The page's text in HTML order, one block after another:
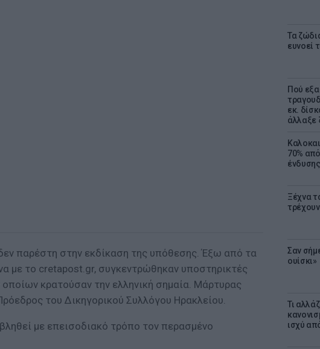
Τα
ευνοεί
Πού
εκ.
άλλαξε
70%
Ξέχνα
Σαν
ουίσκι»
Τι
ισχύ
παρέστη στην εκδίκαση της υπόθεσης. Έξω από τα
με το cretapost.gr, συγκεντρώθηκαν υποστηρικτές
κρατούσαν την ελληνική σημαία. Μάρτυρας
του Δικηγορικού Συλλόγου Ηρακλείου.
με επεισοδιακό τρόπο τον περασμένο